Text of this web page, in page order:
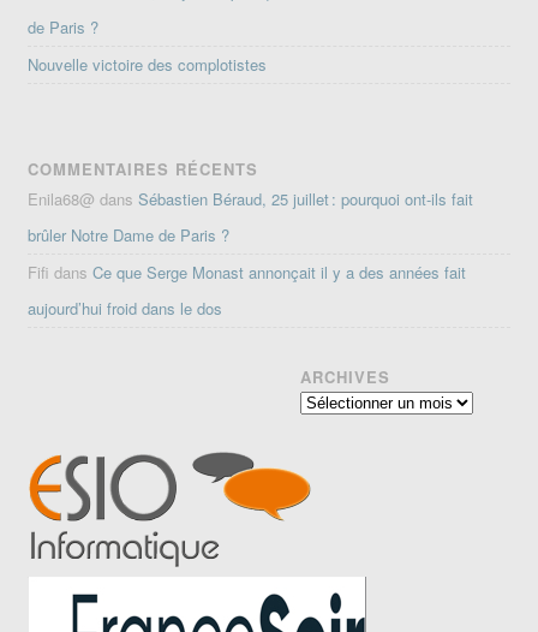
de Paris ?
Nouvelle victoire des complotistes
COMMENTAIRES RÉCENTS
Enila68@ dansSébastien Béraud, 25 juillet : pourquoi ont-ils fait
brûler Notre Dame de Paris ?
Fifi dansCe que Serge Monast annonçait il y a des années fait
aujourd’hui froid dans le dos
ARCHIVES
Archives